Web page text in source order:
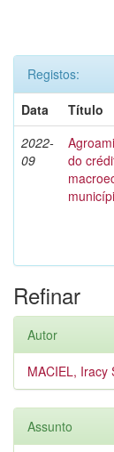
Registos:
Data
Título
2022-
09
do
Refinar
Autor
MACIEL, Iracy
Assunto